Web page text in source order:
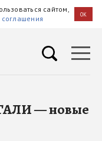
сайтом,
соглашения OK
— новые